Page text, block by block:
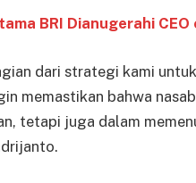
BRI Dianugerahi CEO
dari strategi kami
memastikan bahwa
tetapi juga dalam